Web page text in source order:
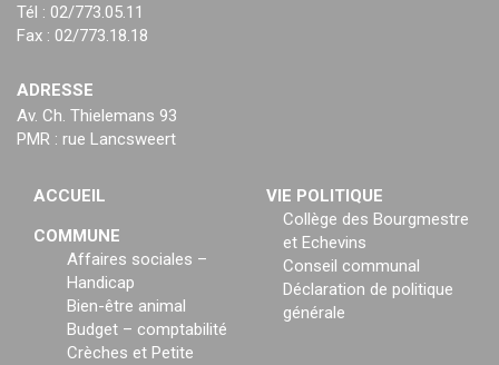
Tél : 02/773.05.11
Fax : 02/773.18.18
ADRESSE
Av. Ch. Thielemans 93
PMR : rue Lancsweert
ACCUEIL
COMMUNE
Affaires sociales –
Handicap
Bien-être animal
Budget – comptabilité
Crèches et Petite
VIE POLITIQUE
Collège des Bourgmestre
et Echevins
Conseil communal
Déclaration de politique
générale